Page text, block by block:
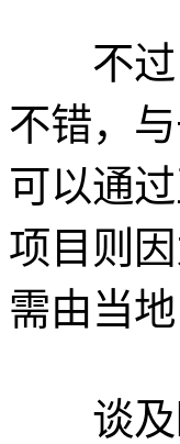
不过，
不错，
可以通
项目则
需由当
谈及欧